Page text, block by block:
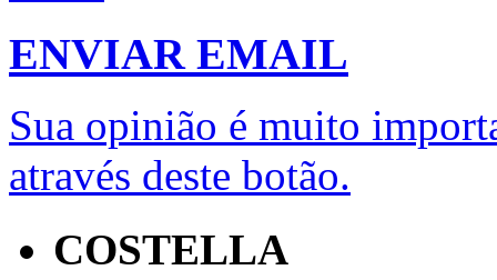
ENVIAR EMAIL
Sua opinião é muito
através deste botão.
COSTELLA